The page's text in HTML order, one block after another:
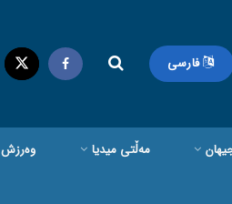
فارسی
مەڵتی میدیا وەرزش